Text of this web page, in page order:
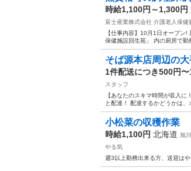
時給1,100円～1,300円
富士産業株式会社 介護老人保健
【仕事内容】10月1日オープン
保健施設回生苑」 内の厨房で勤
そば源本店周辺の
1件配送につき500円
スタッフ
【あなたのスキマ時間が収入
と配達！ 配達するかどうか
小松菜の収穫作業
時給1,100円 北海道 旭
やる気
週3以上勤務出来る方、送迎は